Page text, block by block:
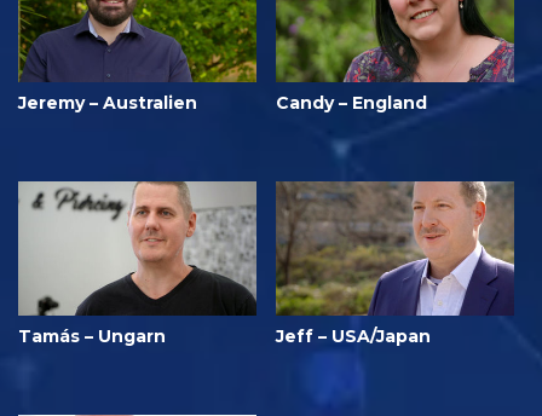
Jeremy – Australien Candy – England
Tamás – Ungarn Jeff – USA/Japan